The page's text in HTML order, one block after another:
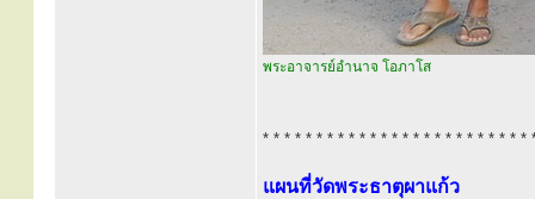
พระอาจารย์อำนาจ โอภาโส
* * * * * * * * * * * * * * * * * * * * * * * * *
แผนที่วัดพระธาตุผาแก้ว